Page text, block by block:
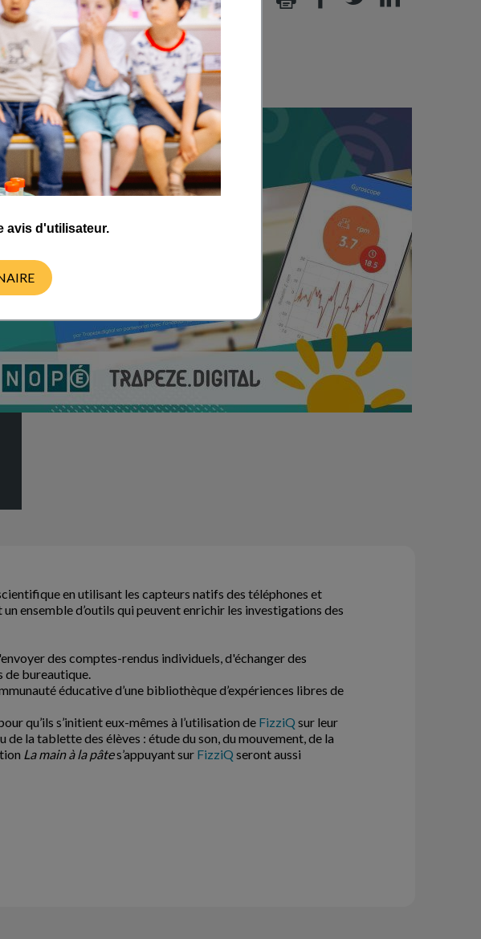
en utilisant les capteurs natifs des téléphones et
ensemble d’outils qui peuvent enrichir les investigations des
des comptes-rendus individuels, d'échanger des
de bureautique.
éducative d’une bibliothèque d’expériences libres de
qu’ils s’initient eux-mêmes à l’utilisation de FizziQ sur leur
la tablette des élèves : étude du son, du mouvement, de la
La main à la pâtes’appuyant sur FizziQ seront aussi
avis d'utilisateur.